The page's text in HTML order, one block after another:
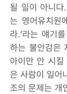
될 일이 아니다
는 영어유치원
라.’라는 얘기
하는 불안감은
아이만 안 시
은 사람이 일어
조의 문제는 개